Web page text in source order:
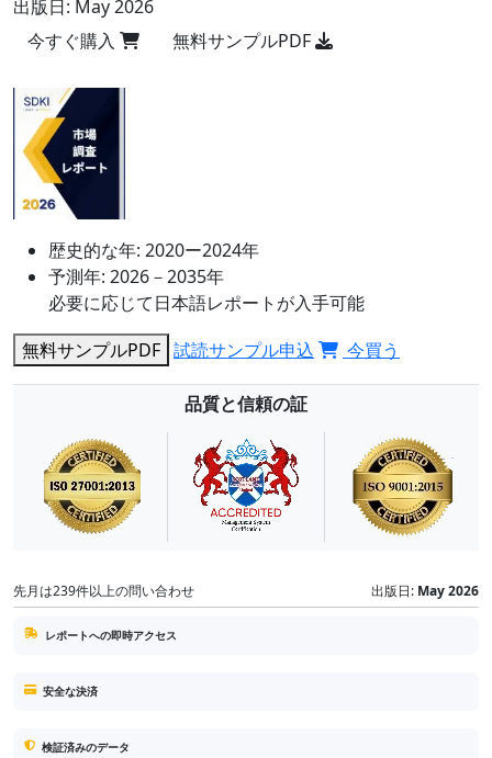
出版日: May 2026
今すぐ購入
無料サンプルPDF
歴史的な年: 2020ー2024年
予測年: 2026－2035年
必要に応じて日本語レポートが入手可能
無料サンプルPDF 試読サンプル申込 今買う
品質と信頼の証
先月は239件以上の問い合わせ 出版日: May 2026
レポートへの即時アクセス
安全な決済
検証済みのデータ